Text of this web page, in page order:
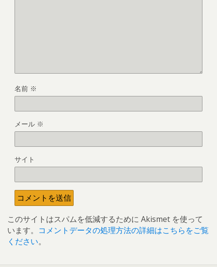
名前 ※
メール ※
サイト
このサイトはスパムを低減するために Akismet を使って
います。 コメントデータの処理方法の詳細はこちらをご覧
ください。